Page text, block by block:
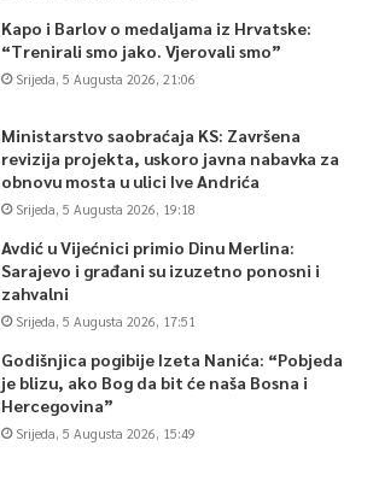
Kapo i Barlov o medaljama iz Hrvatske:
“Trenirali smo jako. Vjerovali smo”
Srijeda, 5 Augusta 2026, 21:06
Ministarstvo saobraćaja KS: Završena
revizija projekta, uskoro javna nabavka za
obnovu mosta u ulici Ive Andrića
Srijeda, 5 Augusta 2026, 19:18
Avdić u Vijećnici primio Dinu Merlina:
Sarajevo i građani su izuzetno ponosni i
zahvalni
Srijeda, 5 Augusta 2026, 17:51
Godišnjica pogibije Izeta Nanića: “Pobjeda
je blizu, ako Bog da bit će naša Bosna i
Hercegovina”
Srijeda, 5 Augusta 2026, 15:49